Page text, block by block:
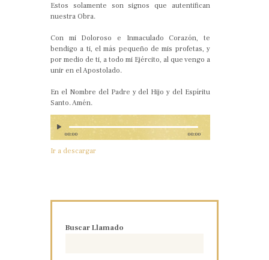
Estos solamente son signos que autentifican
nuestra Obra.
Con mi Doloroso e Inmaculado Corazón, te
bendigo a ti, el más pequeño de mis profetas, y
por medio de ti, a todo mi Ejército, al que vengo a
unir en el Apostolado.
En el Nombre del Padre y del Hijo y del Espíritu
Santo. Amén.
00:00 00:00
Ir a descargar
Buscar Llamado